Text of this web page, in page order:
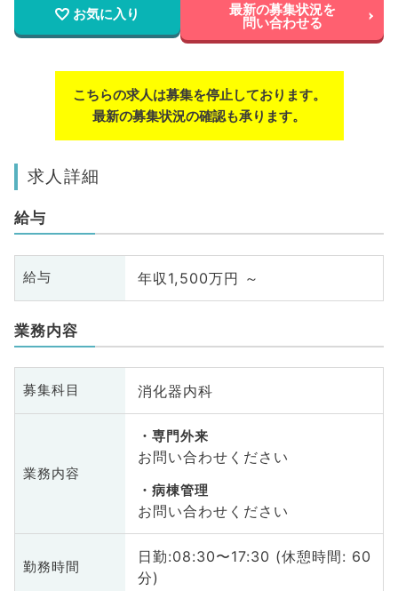
お気に入り 最新の募集状況を
問い合わせる
こちらの求人は募集を停止しております。
最新の募集状況の確認も承ります。
求人詳細
給与
給与 年収1,500万円 ～
業務内容
募集科目 消化器内科
業務内容
専門外来
お問い合わせください
病棟管理
お問い合わせください
勤務時間
日勤:08:30〜17:30 (休憩時間: 60
分)